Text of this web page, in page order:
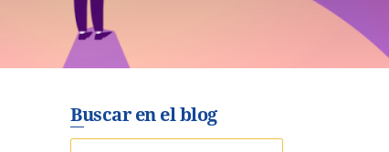
Buscar en el blog